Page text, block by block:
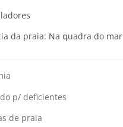
da praia: Na quadra do mar
p/ deficientes
de praia